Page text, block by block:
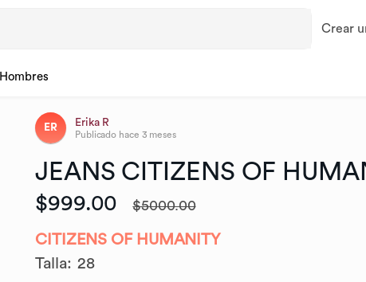
Crear
Hombres
ER Erika R
Publicado hace 3 meses
JEANS CITIZENS OF
$999.00 $5000.00
CITIZENS OF HUMANITY
Talla: 28